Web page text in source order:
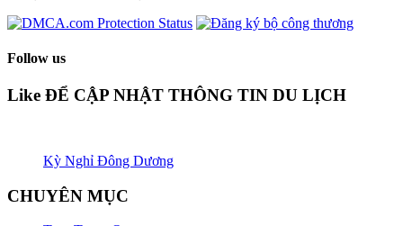
Follow us
Like ĐỂ CẬP NHẬT THÔNG TIN DU LỊCH
Kỳ Nghỉ Đông Dương
CHUYÊN MỤC